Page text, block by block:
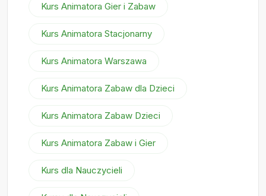
Kurs Animatora Gier i Zabaw
Kurs Animatora Stacjonarny
Kurs Animatora Warszawa
Kurs Animatora Zabaw dla Dzieci
Kurs Animatora Zabaw Dzieci
Kurs Animatora Zabaw i Gier
Kurs dla Nauczycieli